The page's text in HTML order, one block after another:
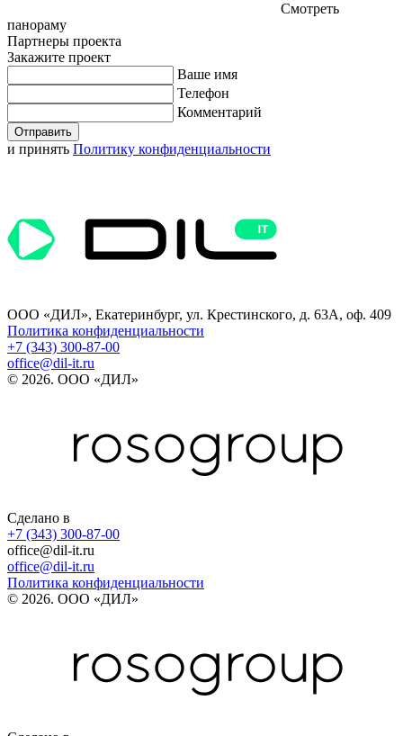
Смотреть
панораму
Партнеры проекта
Закажите проект
Ваше имя
Телефон
Комментарий
Отправить
и принять Политику конфиденциальности
ООО «ДИЛ», Екатеринбург, ул. Крестинского, д. 63А, оф. 409
Политика конфиденциальности
+7 (343) 300-87-00
office@dil-it.ru
© 2026. ООО «ДИЛ»
Сделано в
+7 (343) 300-87-00
office@dil-it.ru
office@dil-it.ru
Политика конфиденциальности
© 2026. ООО «ДИЛ»